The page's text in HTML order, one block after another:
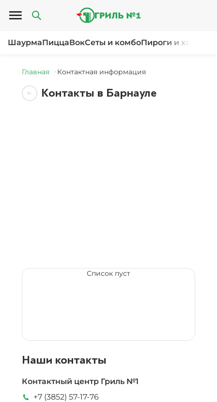
Открыть меню
ШаурмаПиццаВокСеты и комбоПироги и
Главная Контактная информация
Контакты в Барнауле
Список пуст
Наши контакты
Контактный центр Гриль №1
+7 (3852) 57-17-76